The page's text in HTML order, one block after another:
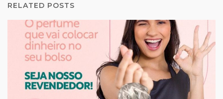
RELATED POSTS